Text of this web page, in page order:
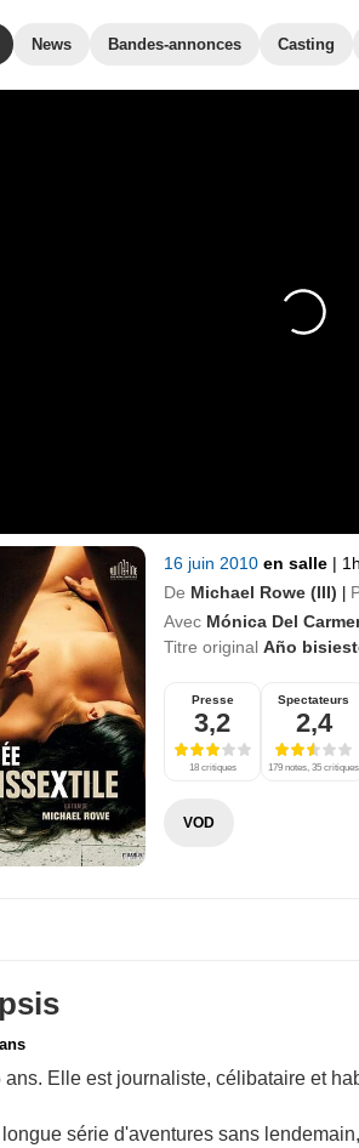
News Bandes-annonces Casting
16 juin 2010 en salle |
De Michael Rowe (III) |
Avec Mónica Del
Titre original Año
Presse
3,2
18 critiques
Spectateurs
2,4
179 notes, 35 critiques
VOD
ans. Elle est journaliste, célibataire et
série d'aventures sans